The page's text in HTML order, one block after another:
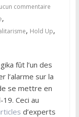
commentaire
,
, Hold Up,
fût l’un des
l’alarme sur la
se mettre en
Ceci au
d’experts